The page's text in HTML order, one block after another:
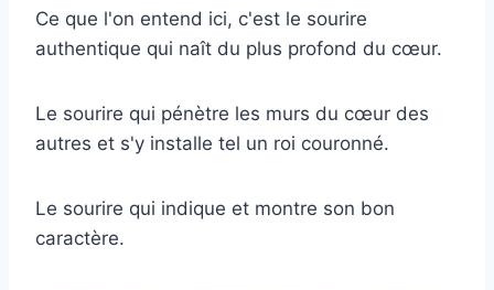
Ce que l'on entend ici, c'est le sourire
authentique qui naît du plus profond du cœur.
Le sourire qui pénètre les murs du cœur des
autres et s'y installe tel un roi couronné.
Le sourire qui indique et montre son bon
caractère.